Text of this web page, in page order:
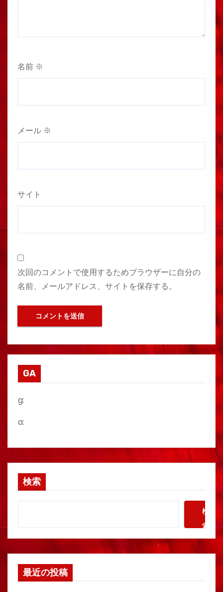
名前 ※
メール ※
サイト
次回のコメントで使用するためブラウザーに自分の
名前、メールアドレス、サイトを保存する。
GA
g:
a:
検索
検
索
最近の投稿